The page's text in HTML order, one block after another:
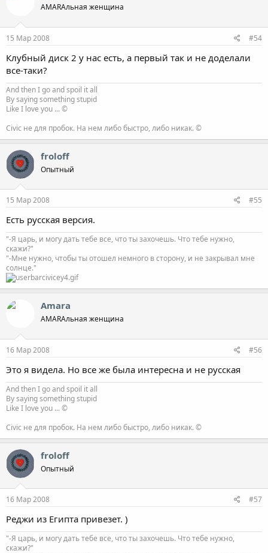
AMARAльная женщина
15 Мар 2008 #54
Клубный диск 2 у нас есть, а первый так и не доделали
все-таки?
And then I go and spoil it all
By saying something stupid
Like I love you ... ©
Civic не для пробок. На нем либо быстро, либо никак. ©
froloff
Опытный
15 Мар 2008 #55
Есть русская версия.
"-Я царь, и могу дать тебе все, что ты захочешь. Что тебе нужно,
скажи?"
"-Мне нужно, чтобы ты отошел немного в сторону, и не закрывал мне
солнце."
Amara
AMARAльная женщина
16 Мар 2008 #56
Это я видела. Но все же была интересна и не русская
And then I go and spoil it all
By saying something stupid
Like I love you ... ©
Civic не для пробок. На нем либо быстро, либо никак. ©
froloff
Опытный
16 Мар 2008 #57
Реджи из Египта привезет. )
"-Я царь, и могу дать тебе все, что ты захочешь. Что тебе нужно,
скажи?"